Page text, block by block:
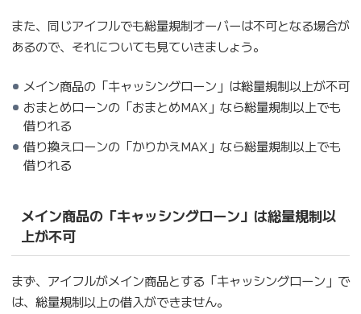
また、同じアイフルでも総量規制オーバーは不可となる場合が
あるので、それについても見ていきましょう。
メイン商品の「キャッシングローン」は総量規制以上が不可
おまとめローンの「おまとめMAX」なら総量規制以上でも
借りれる
借り換えローンの「かりかえMAX」なら総量規制以上でも
借りれる
メイン商品の「キャッシングローン」は総量規制以
上が不可
まず、アイフルがメイン商品とする「キャッシングローン」で
は、総量規制以上の借入ができません。